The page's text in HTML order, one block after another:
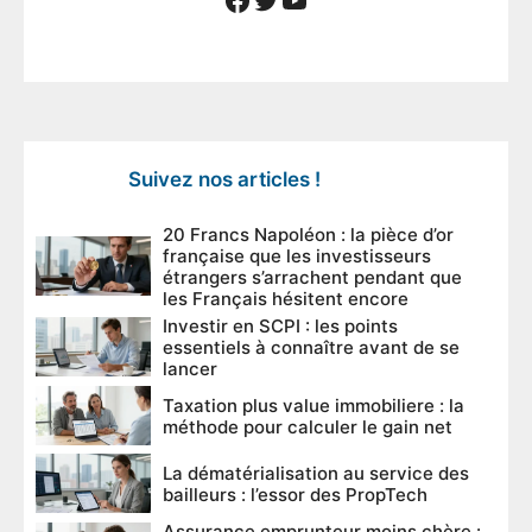
Suivez nos articles !
20 Francs Napoléon : la pièce d’or
française que les investisseurs
étrangers s’arrachent pendant que
les Français hésitent encore
Investir en SCPI : les points
essentiels à connaître avant de se
lancer
Taxation plus value immobiliere : la
méthode pour calculer le gain net
La dématérialisation au service des
bailleurs : l’essor des PropTech